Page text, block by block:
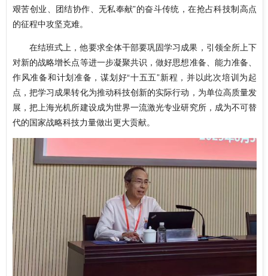
艰苦创业、团结协作、无私奉献”的奋斗传统，在抢占科技制高点
的征程中攻坚克难。
在结班式上，他要求全体干部要巩固学习成果，引领全所上下
对新的战略增长点等进一步凝聚共识，做好思想准备、能力准备、
作风准备和计划准备，谋划好“十五五”新程，并以此次培训为起
点，把学习成果转化为推动科技创新的实际行动，为单位高质量发
展，把上海光机所建设成为世界一流激光专业研究所，成为不可替
代的国家战略科技力量做出更大贡献。